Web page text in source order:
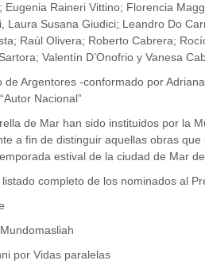
Eugenia Raineri Vittino; Florencia
Laura Susana Giudici; Leandro Do
Raúl Olivera; Roberto Cabrera;
Valentín D’Onofrio y Vanesa
de Argentores -conformado por
Nacional”
de Mar han sido instituidos por la
a fin de distinguir aquellas obras
estival de la ciudad de Mar
completo de los nominados al
por Vidas paralelas